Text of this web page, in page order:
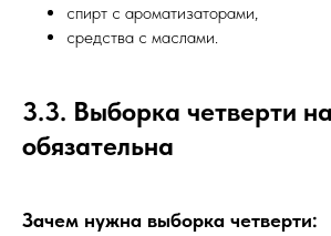
спирт с ароматизаторами,
средства с маслами.
3.3. Выборка четверти
обязательна
Зачем нужна выборка четверти: